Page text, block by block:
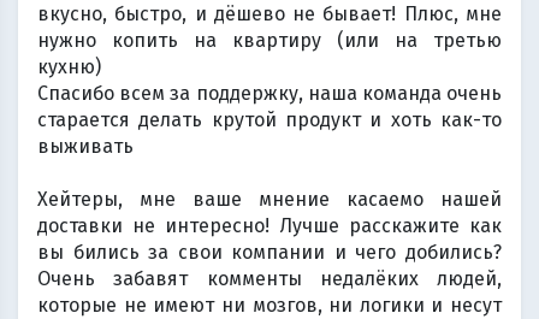
вкусно, быстро, и дёшево не бывает! Плюс, мне
нужно копить на квартиру (или на третью
кухню)
Спасибо всем за поддержку, наша команда очень
старается делать крутой продукт и хоть как-то
выживать
Хейтеры, мне ваше мнение касаемо нашей
доставки не интересно! Лучше расскажите как
вы бились за свои компании и чего добились?
Очень забавят комменты недалёких людей,
которые не имеют ни мозгов, ни логики и несут